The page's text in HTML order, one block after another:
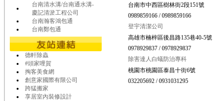
台南清水溝/台南通水溝-
慶記清淤工程公司
台南瀚客鴻包通
台南鄭包通
德軒除蟲
#頭家哩賀
掏客美食網
創意家國際有限公司
跨猛搬家
享居室內裝修設計
台南市中西區樹林街2段151號
0989859166 / 0989859166
登宇清潔公司
高雄市楠梓區後昌路135巷40-5號
0978929837 / 0978929837
除害達人白蟻防治專科
桃園市桃園區泰昌十街6號
032205692 / 0931031295